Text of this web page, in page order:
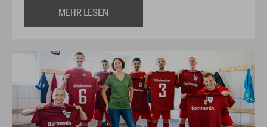
MEHR LESEN